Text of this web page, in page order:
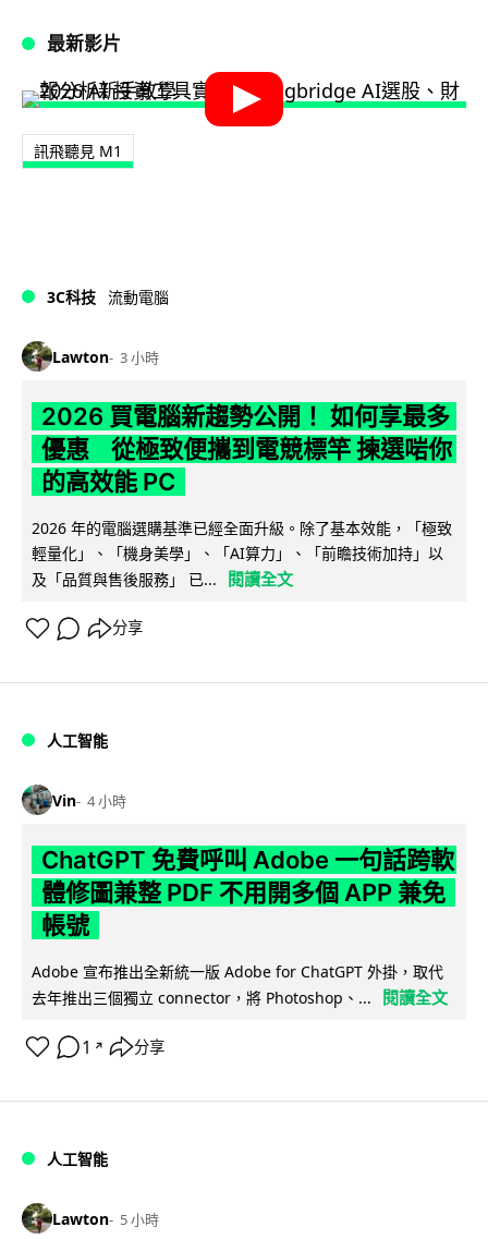
最新影片
訊飛聽見 M1
3C科技 流動電腦
Lawton 3 小時
2026 買電腦新趨勢公開！ 如何享最多
優惠 從極致便攜到電競標竿 揀選啱你
的高效能 PC
2026 年的電腦選購基準已經全面升級。除了基本效能，「極致
輕量化」、「機身美學」、「AI算力」、「前瞻技術加持」以
及「品質與售後服務」 已...
閱讀全文
分享
人工智能
Vin 4 小時
ChatGPT 免費呼叫 Adobe 一句話跨軟
體修圖兼整 PDF 不用開多個 APP 兼免
帳號
Adobe 宣布推出全新統一版 Adobe for ChatGPT 外掛，取代
去年推出三個獨立 connector，將 Photoshop、...
閱讀全文
1 ↗ 分享
人工智能
Lawton 5 小時